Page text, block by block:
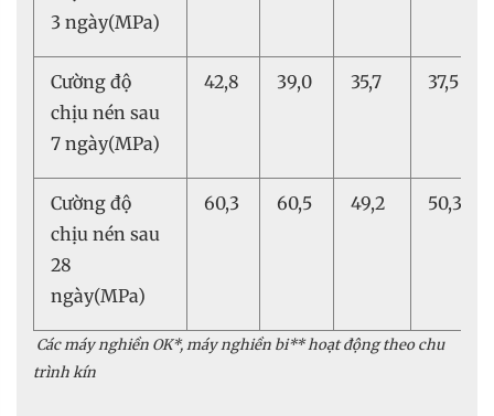
3 ngày(MPa)
Cường độ
chịu nén sau
7 ngày(MPa)
42,8 39,0 35,7 37,5
Cường độ
chịu nén sau
28
ngày(MPa)
60,3 60,5 49,2 50,3
Các máy nghiền OK*, máy nghiền bi** hoạt động theo chu
trình kín